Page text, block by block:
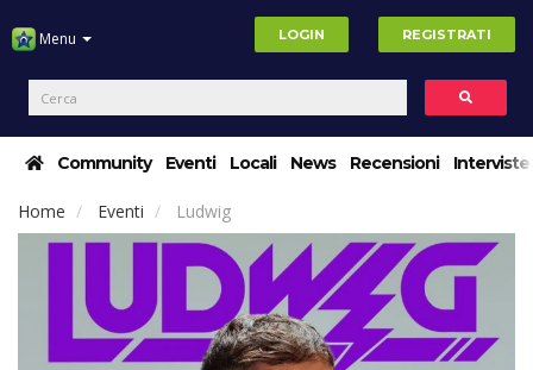
Menu LOGIN REGISTRATI
Community Eventi Locali News Recensioni Interviste
Home Eventi Ludwig